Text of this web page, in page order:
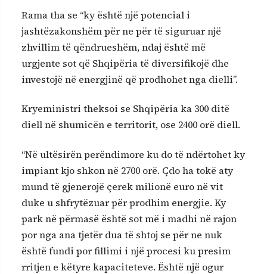
Rama tha se “ky është një potencial i
jashtëzakonshëm për ne për të siguruar një
zhvillim të qëndrueshëm, ndaj është më
urgjente sot që Shqipëria të diversifikojë dhe
investojë në energjinë që prodhohet nga dielli”.
Kryeministri theksoi se Shqipëria ka 300 ditë
diell në shumicën e territorit, ose 2400 orë diell.
“Në ultësirën perëndimore ku do të ndërtohet ky
impiant kjo shkon në 2700 orë. Çdo ha tokë aty
mund të gjenerojë çerek milionë euro në vit
duke u shfrytëzuar për prodhim energjie. Ky
park në përmasë është sot më i madhi në rajon
por nga ana tjetër dua të shtoj se për ne nuk
është fundi por fillimi i një procesi ku presim
rritjen e këtyre kapaciteteve. Është një ogur